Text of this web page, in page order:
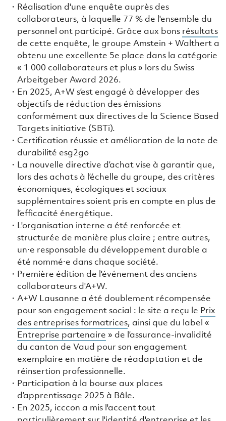
Réalisation d'une enquête auprès des
collaborateurs, à laquelle 77 % de l'ensemble du
personnel ont participé. Grâce aux bons résultats
de cette enquête, le groupe Amstein + Walthert a
obtenu une excellente 5e place dans la catégorie
« 1 000 collaborateurs et plus » lors du Swiss
Arbeitgeber Award 2026.
En 2025, A+W s’est engagé à développer des
objectifs de réduction des émissions
conformément aux directives de la Science Based
Targets initiative (SBTi).
Certification réussie et amélioration de la note de
durabilité esg2go
La nouvelle directive d’achat vise à garantir que,
lors des achats à l’échelle du groupe, des critères
économiques, écologiques et sociaux
supplémentaires soient pris en compte en plus de
l’efficacité énergétique.
L'organisation interne a été renforcée et
structurée de manière plus claire ; entre autres,
un·e responsable du développement durable a
été nommé·e dans chaque société.
Première édition de l'événement des anciens
collaborateurs d'A+W.
A+W Lausanne a été doublement récompensée
pour son engagement social : le site a reçu le Prix
des entreprises formatrices, ainsi que du label «
Entreprise partenaire » de l’assurance-invalidité
du canton de Vaud pour son engagement
exemplaire en matière de réadaptation et de
réinsertion professionnelle.
Participation à la bourse aux places
d’apprentissage 2025 à Bâle.
En 2025, icccon a mis l'accent tout